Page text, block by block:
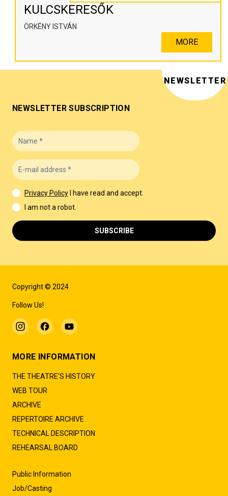
KULCSKERESŐK
ÖRKÉNY ISTVÁN
MORE
Copyright © 2024
Follow Us!
MORE INFORMATION
THE THEATRE'S HISTORY
WEB TOUR
ARCHIVE
REPERTOIRE ARCHIVE
TECHNICAL DESCRIPTION
REHEARSAL BOARD
Public Information
Job/Casting
NEWSLETTER
NEWSLETTER SUBSCRIPTION
Privacy Policy
I have read and accept.
I am not a robot.
SUBSCRIBE